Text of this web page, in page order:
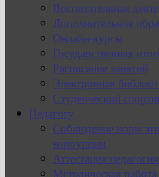
Воспитательная
Дополнительное
Онлайн-курсы
Государственная
Расписание занятий
Электронная
Студенческий
Педагогу
Соблюдение норм
коррупции
Аттестация
Методическая работа